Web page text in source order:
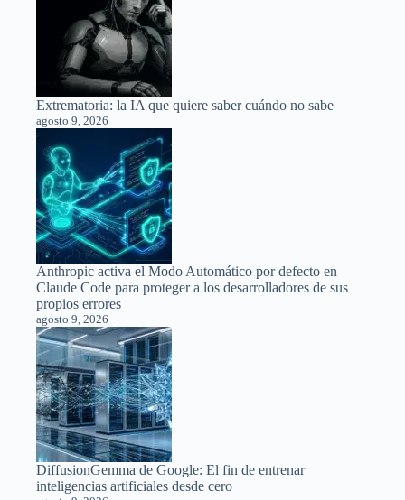
Extrematoria: la IA que quiere saber cuándo no sabe
agosto 9, 2026
Anthropic activa el Modo Automático por defecto en
Claude Code para proteger a los desarrolladores de sus
propios errores
agosto 9, 2026
DiffusionGemma de Google: El fin de entrenar
inteligencias artificiales desde cero